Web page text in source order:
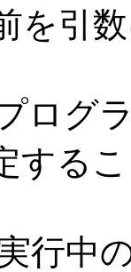
を引
ログ
する
行中